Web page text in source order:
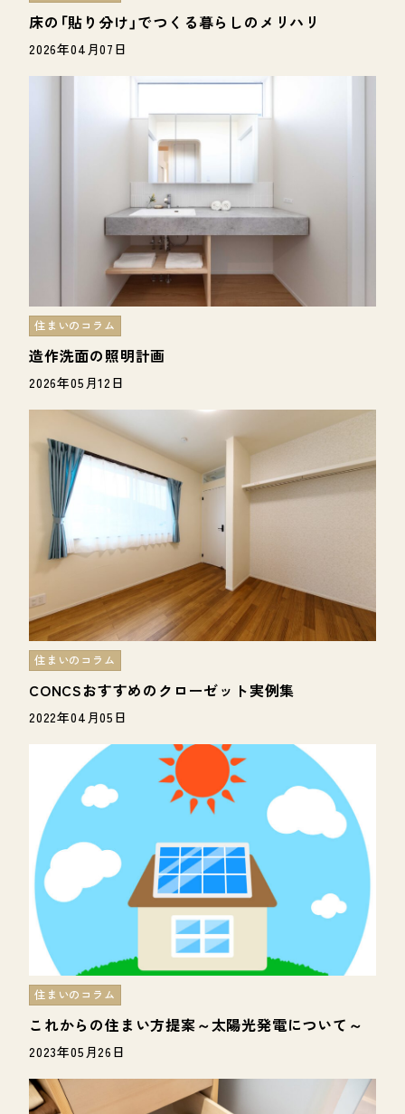
床の「貼り分け」でつくる暮らしのメリハリ
2026年04月07日
造作洗面の照明計画
住まいのコラム
2026年05月12日
CONCSおすすめのクローゼット実例集
住まいのコラム
2022年04月05日
これからの住まい方提案～太陽光発電について～
住まいのコラム
2023年05月26日